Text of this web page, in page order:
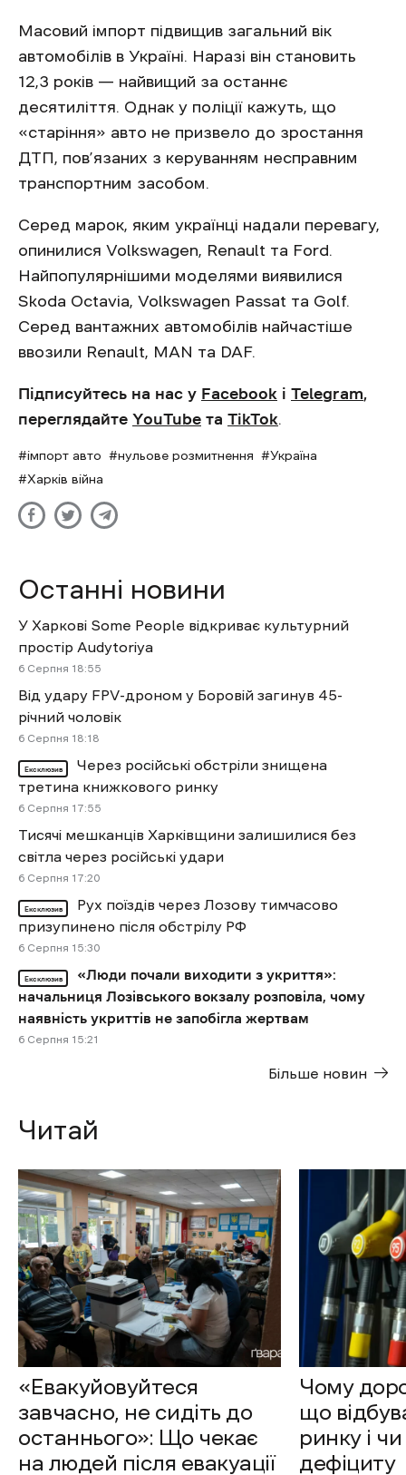
Масовий імпорт підвищив загальний вік
автомобілів в Україні. Наразі він становить
12,3 років — найвищий за останнє
десятиліття. Однак у поліції кажуть, що
«старіння» авто не призвело до зростання
ДТП, пов’язаних з керуванням несправним
транспортним засобом.
Серед марок, яким українці надали перевагу,
опинилися Volkswagen, Renault та Ford.
Найпопулярнішими моделями виявилися
Skoda Octavia, Volkswagen Passat та Golf.
Серед вантажних автомобілів найчастіше
ввозили Renault, MAN та DAF.
Підписуйтесь на нас у Facebook і Telegram,
переглядайте YouTube та TikTok.
імпорт авто нульове розмитнення
Україна
Харків війна
Останні новини
У Харкові Some People відкриває культурний
простір Audytoriya
6 Cерпня 18:55
Від удару FPV-дроном у Боровій загинув 45-
річний чоловік
6 Cерпня 18:18
Ексклюзив
Через російські обстріли знищена
третина книжкового ринку
6 Cерпня 17:55
Тисячі мешканців Харківщини залишилися без
світла через російські удари
6 Cерпня 17:20
Ексклюзив
Рух поїздів через Лозову тимчасово
призупинено після обстрілу РФ
6 Cерпня 15:30
Ексклюзив
«Люди почали виходити з укриття»:
начальниця Лозівського вокзалу розповіла, чому
наявність укриттів не запобігла жертвам
6 Cерпня 15:21
Більше новин
Читай
«Евакуйовуйтеся
завчасно, не сидіть до
останнього»: Що чекає
на людей після евакуації
Чому
що
ринку і
дефіциту